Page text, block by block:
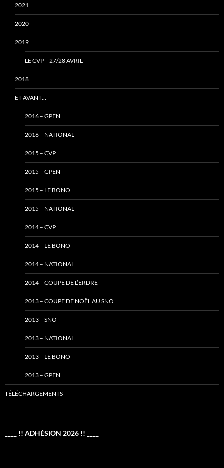
2021
2020
2019
LE CVP – 27/28 AVRIL
2018
ET AVANT…
2016 – GPEN
2016 – NATIONAL
2015 – CVP
2015 – GPEN
2015 – LE BONO
2015 – NATIONAL
2014 – CVP
2014 – LE BONO
2014 – NATIONAL
2014 – COUPE DE L’ERDRE
2013 – COUPE DE NOËL AU SNO
2013 – SNO
2013 – NATIONAL
2013 – LE BONO
2013 – GPEN
TÉLÉCHARGEMENTS
____ !! ADHÉSION 2026 !! ____